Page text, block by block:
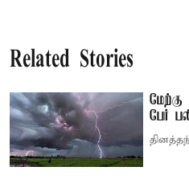
Related Stories
பேர்